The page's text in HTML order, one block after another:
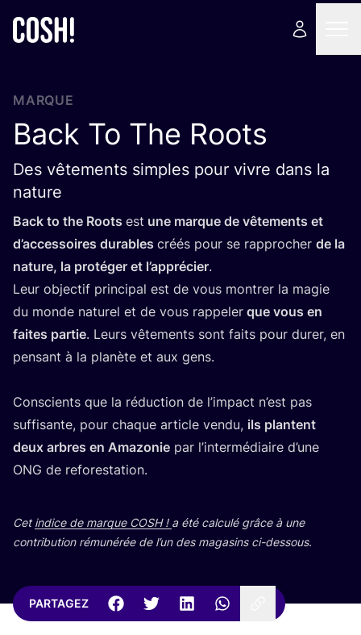
MARQUE
Back To The Roots
Des vêtements simples pour vivre dans la
nature
Back to the Roots est une marque de vête­ments et
d’ac­ces­soires durables créés pour se rap­pro­cher de la
nature, la pro­té­ger et l’ap­pré­cier.
Leur objec­tif prin­ci­pal est de vous mon­trer la magie
du monde natu­rel et de vous rap­pe­ler que vous en
faites par­tie. Leurs vête­ments sont faits pour durer, en
pen­sant à la pla­nète et aux gens.
Conscients que la réduc­tion de l’im­pact n’est pas
suf­fi­sante, pour chaque article ven­du, ils plantent
deux arbres en Ama­zo­nie par l’in­ter­mé­diaire d’une
ONG de reforestation.
Cetindice de marque COSH! a été cal­cu­lé grâce à une
contri­bu­tion rému­né­rée de l’un des maga­sins ci-dessous.
PARTAGEZ